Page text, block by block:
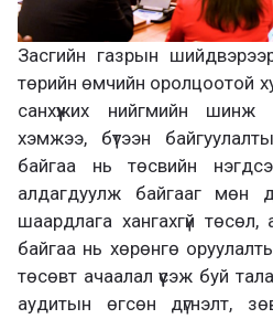
Засгийн газрын
төрийн өмчийн оролцоотой
санхүүжих нийгмийн
хэмжээ, бүтээн
байгаа нь төсвийн
алдагдуулж байгааг мөн
шаардлага хангахгүй төсөл,
байгаа нь хөрөнгө
төсөвт ачаалал үүсэж буй
аудитын өгсөн дүгнэлт,